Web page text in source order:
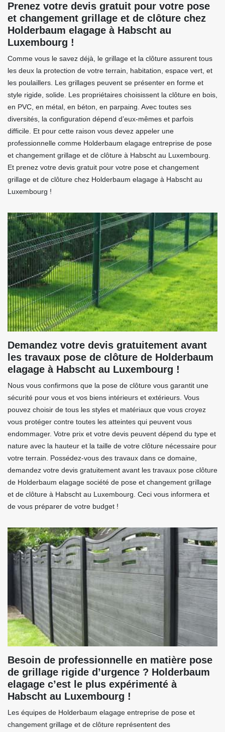
Prenez votre devis gratuit pour votre pose
et changement grillage et de clôture chez
Holderbaum elagage à Habscht au
Luxembourg !
Comme vous le savez déjà, le grillage et la clôture assurent tous
les deux la protection de votre terrain, habitation, espace vert, et
les poulaillers. Les grillages peuvent se présenter en forme et
style rigide, solide. Les propriétaires choisissent la clôture en bois,
en PVC, en métal, en béton, en parpaing. Avec toutes ses
diversités, la configuration dépend d’eux-mêmes et parfois
difficile. Et pour cette raison vous devez appeler une
professionnelle comme Holderbaum elagage entreprise de pose
et changement grillage et de clôture à Habscht au Luxembourg.
Et prenez votre devis gratuit pour votre pose et changement
grillage et de clôture chez Holderbaum elagage à Habscht au
Luxembourg !
Demandez votre devis gratuitement avant
les travaux pose de clôture de Holderbaum
elagage à Habscht au Luxembourg !
Nous vous confirmons que la pose de clôture vous garantit une
sécurité pour vous et vos biens intérieurs et extérieurs. Vous
pouvez choisir de tous les styles et matériaux que vous croyez
vous protéger contre toutes les atteintes qui peuvent vous
endommager. Votre prix et votre devis peuvent dépend du type et
nature avec la hauteur et la taille de votre clôture nécessaire pour
votre terrain. Possédez-vous des travaux dans ce domaine,
demandez votre devis gratuitement avant les travaux pose clôture
de Holderbaum elagage société de pose et changement grillage
et de clôture à Habscht au Luxembourg. Ceci vous informera et
de vous préparer de votre budget !
Besoin de professionnelle en matière pose
de grillage rigide d’urgence ? Holderbaum
elagage c’est le plus expérimenté à
Habscht au Luxembourg !
Les équipes de Holderbaum elagage entreprise de pose et
changement grillage et de clôture représentent des